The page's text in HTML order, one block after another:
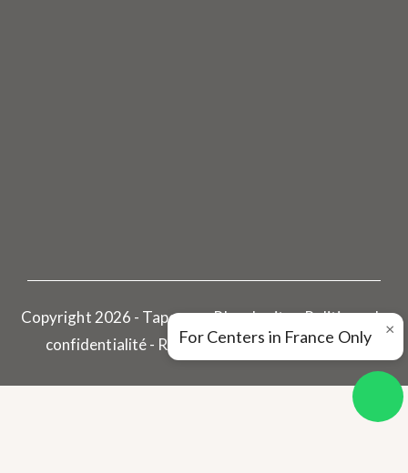
×
For Centers in France Only
Copyright 2026 - Tapovan - Plan du site - Politique de
confidentialité - Réalisé par Pharoscion Global